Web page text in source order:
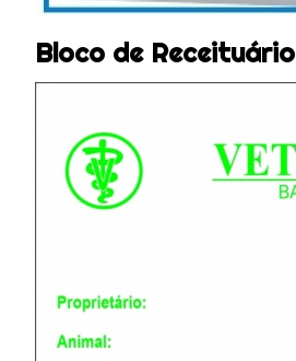
Bloco de Receituário